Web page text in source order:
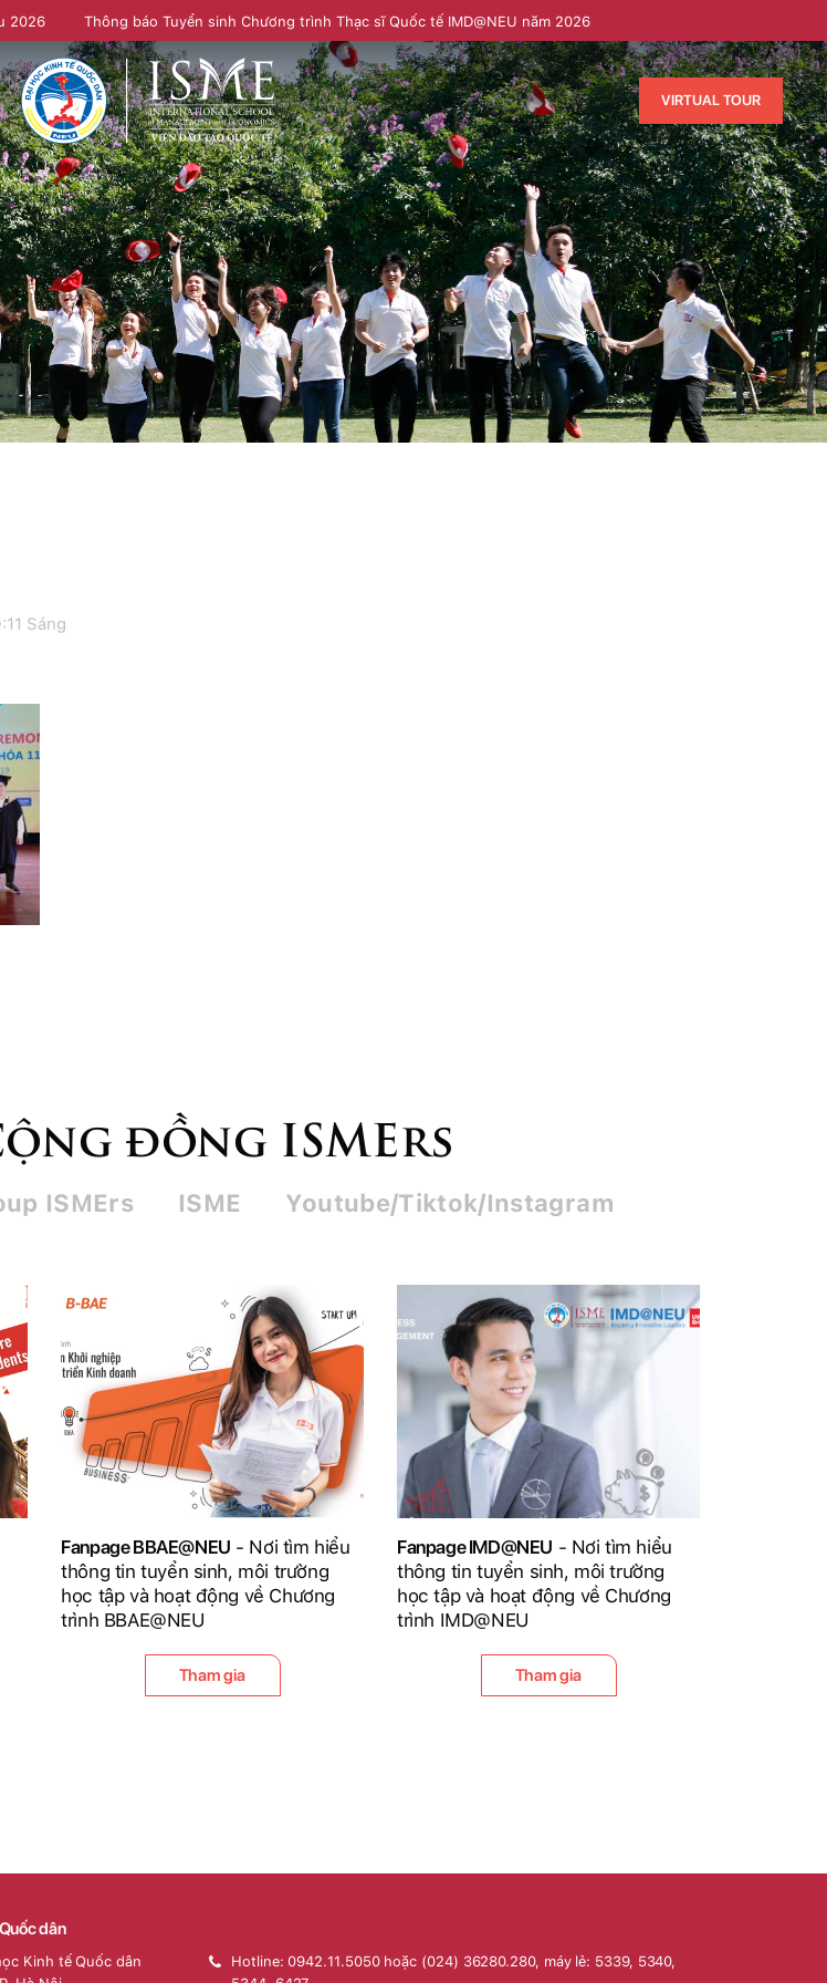
2026 Thông báo Tuyển sinh Chương trình Thạc sĩ Quốc tế IMD@NEU năm 2026
VIRTUAL TOUR
Sáng
đồng ISMErs
ISMErs ISME Youtube/Tiktok/Instagram
Fanpage BBAE@NEU - Nơi tìm hiểu
thông tin tuyển sinh, môi trường
học tập và hoạt động về Chương
trình BBAE@NEU
Tham gia
Fanpage IMD@NEU - Nơi tìm hiểu
thông tin tuyển sinh, môi trường
học tập và hoạt động về Chương
trình IMD@NEU
Tham gia
dân
Kinh tế Quốc dân
Hotline: 0942.11.5050 hoặc (024) 36280.280, máy lẻ: 5339, 5340,